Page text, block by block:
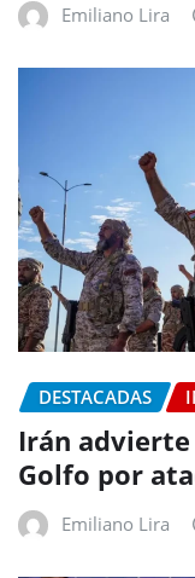
Emiliano Lira
DESTACADAS
Irán
Golfo por
Emiliano Lira